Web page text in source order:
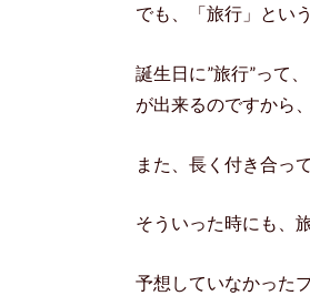
でも、「旅行」とい
誕生日に”旅行”って
が出来るのですから
また、長く付き合っ
そういった時にも、
予想していなかった